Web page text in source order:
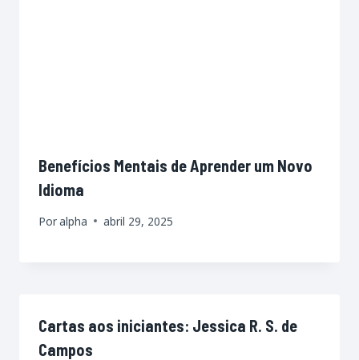
Benefícios Mentais de Aprender um Novo
Idioma
Poralpha abril 29, 2025
Cartas aos iniciantes: Jessica R. S. de
Campos